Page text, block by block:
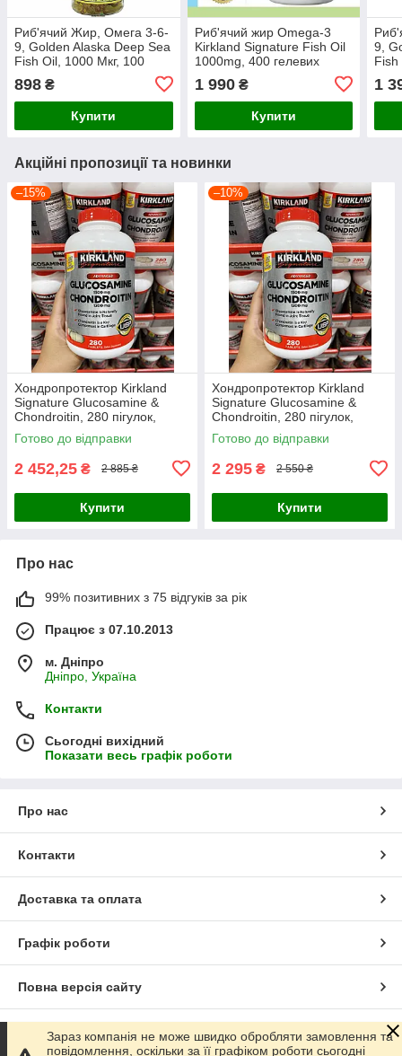
Риб'ячий Жир, Омега 3-6-
9, Golden Alaska Deep Sea
Fish Oil, 1000 Мкг, 100
898 ₴
Купити
Риб'ячий жир Omega-3
Kirkland Signature Fish Oil
1000mg, 400 гелевих
1 990₴
Купити
9,
Fish
1
Акційні пропозиції та новинки
–15%
Хондропротектор Kirkland
Signature Glucosamine &
Chondroitin, 280 пігулок,
глюкозамін з хондроїтином
Готово до відправки
2 452,25 ₴ 2 885 ₴
Купити
–10%
Хондропротектор Kirkland
Signature Glucosamine &
Chondroitin, 280 пігулок,
глюкозамін з хондроїтино
Готово до відправки
2 295 ₴ 2 550 ₴
Купити
Про нас
99% позитивних з 75 відгуків за рік
Працює з 07.10.2013
м. Дніпро
Дніпро, Україна
Контакти
Сьогодні вихідний
Показати весь графік роботи
Про нас
Контакти
Доставка та оплата
Графік роботи
Повна версія сайту
Сайт створено на маркетплейсі Prom.ua
Зараз компанія не може швидко обробляти замовлення та
повідомлення, оскільки за її графіком роботи сьогодні